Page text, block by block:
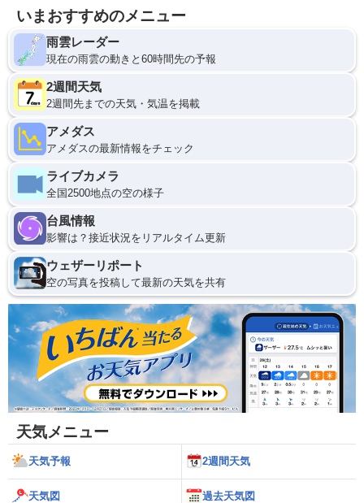
いまおすすめのメニュー
雨雲レーダー
現在の雨雲の動きと60時間先の予報
2週間天気
2週間先までの天気・気温を掲載
アメダス
アメダスの最新情報をチェック
ライブカメラ
全国2500地点の空の様子
台風情報
影響は？接近状況をリアルタイム更新
ウェザーリポート
空の写真を投稿して最新の天気を共有
天気メニュー
天気予報 2週間天気
天気図 過去天気図